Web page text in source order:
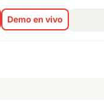
Search
...
Demo en vivo